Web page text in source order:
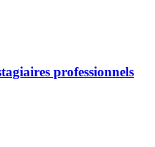
professionnels